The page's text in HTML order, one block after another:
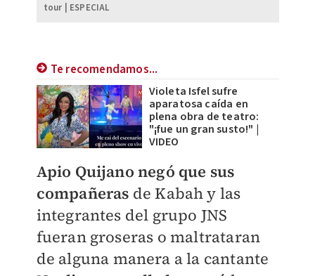
tour | ESPECIAL
Te recomendamos...
Violeta Isfel sufre
aparatosa caída en
plena obra de teatro:
"¡fue un gran susto!" |
VIDEO
Apio Quijano negó que sus
compañeras de Kabah y las
integrantes del grupo JNS
fueran groseras o maltrataran
de alguna manera a la cantante